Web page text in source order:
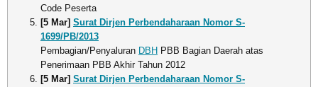
Code Peserta
[5 Mar] Surat Dirjen Perbendaharaan Nomor S-
1699/PB/2013
Pembagian/Penyaluran DBH PBB Bagian Daerah atas
Penerimaan PBB Akhir Tahun 2012
[5 Mar] Surat Dirjen Perbendaharaan Nomor S-